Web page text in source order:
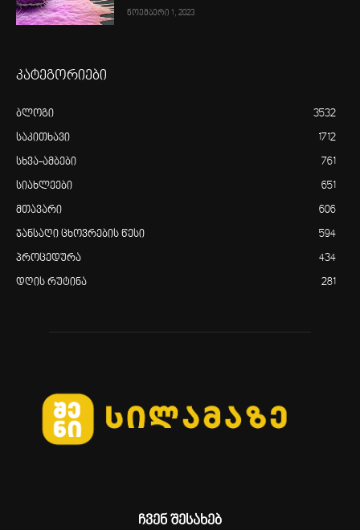
ნოემბერი 1, 2023
კატეგორიები
ბლოგი 3532
საკითხავი 1712
სხვა-ამბები 761
სიახლეები 651
მთავარი 606
ჯანსაღი ცხოვრების წესი 594
პროცედურა 434
დღის რუტინა 281
ჩვენ შესახებ